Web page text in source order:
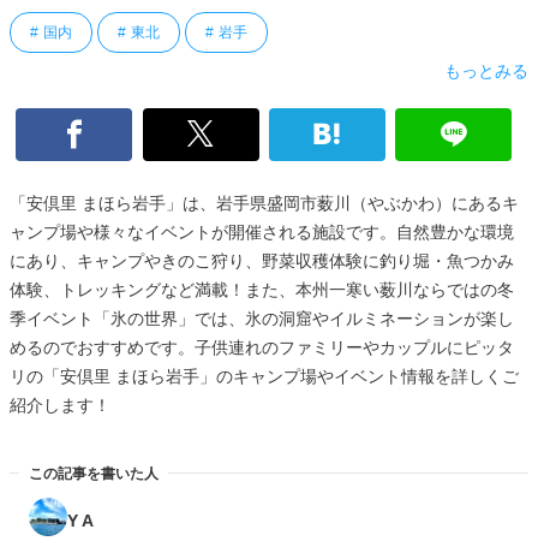
国内 東北 岩手
もっとみる
「安倶里 まほら岩手」は、岩手県盛岡市薮川（やぶかわ）にあるキ
ャンプ場や様々なイベントが開催される施設です。自然豊かな環境
にあり、キャンプやきのこ狩り、野菜収穫体験に釣り堀・魚つかみ
体験、トレッキングなど満載！また、本州一寒い薮川ならではの冬
季イベント「氷の世界」では、氷の洞窟やイルミネーションが楽し
めるのでおすすめです。子供連れのファミリーやカップルにピッタ
リの「安倶里 まほら岩手」のキャンプ場やイベント情報を詳しくご
紹介します！
この記事を書いた人
Y A